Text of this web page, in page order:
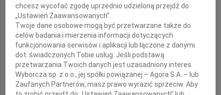
Sądu Okręgowego i Rejonowego
w Częstochowie
składają wyrazy głębokiego współczucia
chcesz wycofać zgodę uprzednio udzieloną przejdź do
„Ustawień Zaawansowanych”.
Twoje dane osobowe mogą być przetwarzane także do
celów badania i mierzenia informacji dotyczących
funkcjonowania serwisów i aplikacji lub łączone z danymi
dot. świadczonych Tobie usług. Jeśli podstawą
przetwarzania Twoich danych jest uzasadniony interes
Wyborcza sp. z o.o., jej spółki powiązanej – Agora S.A. – lub
Zaufanych Partnerów, masz prawo wyrazić sprzeciw. Aby